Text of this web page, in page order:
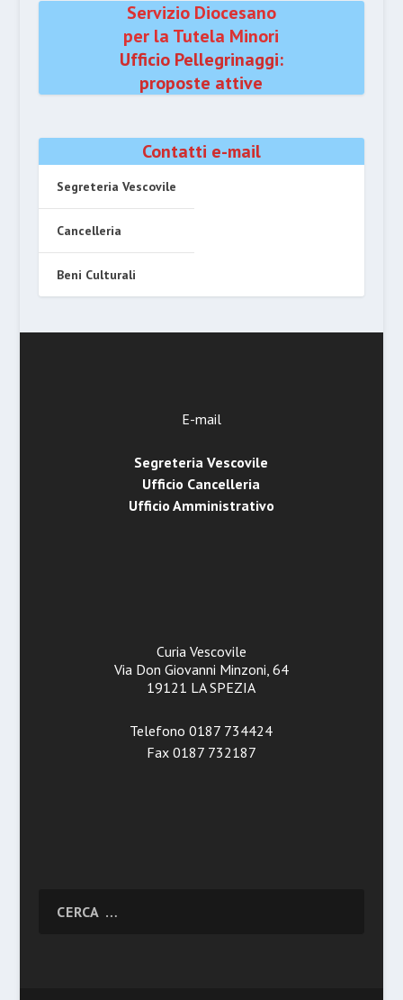
Servizio Diocesano
per la Tutela Minori
Ufficio Pellegrinaggi:
proposte attive
Contatti e-mail
Segreteria Vescovile
Cancelleria
Beni Culturali
E-mail
Segreteria Vescovile
Ufficio Cancelleria
Ufficio Amministrativo
Curia Vescovile
Via Don Giovanni Minzoni, 64
19121 LA SPEZIA
Telefono 0187 734424
Fax 0187 732187